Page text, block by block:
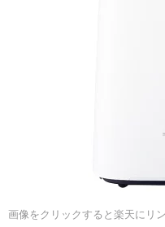
画像をクリックすると楽天にリ